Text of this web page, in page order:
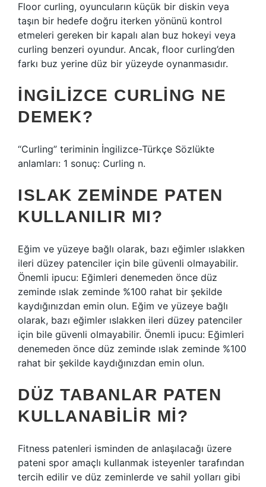
Floor curling, oyuncuların küçük bir diskin veya
taşın bir hedefe doğru iterken yönünü kontrol
etmeleri gereken bir kapalı alan buz hokeyi veya
curling benzeri oyundur. Ancak, floor curling’den
farkı buz yerine düz bir yüzeyde oynanmasıdır.
İNGILIZCE CURLING NE
DEMEK?
“Curling” teriminin İngilizce-Türkçe Sözlükte
anlamları: 1 sonuç: Curling n.
ISLAK ZEMINDE PATEN
KULLANILIR MI?
Eğim ve yüzeye bağlı olarak, bazı eğimler ıslakken
ileri düzey patenciler için bile güvenli olmayabilir.
Önemli ipucu: Eğimleri denemeden önce düz
zeminde ıslak zeminde %100 rahat bir şekilde
kaydığınızdan emin olun. Eğim ve yüzeye bağlı
olarak, bazı eğimler ıslakken ileri düzey patenciler
için bile güvenli olmayabilir. Önemli ipucu: Eğimleri
denemeden önce düz zeminde ıslak zeminde %100
rahat bir şekilde kaydığınızdan emin olun.
DÜZ TABANLAR PATEN
KULLANABILIR MI?
Fitness patenleri isminden de anlaşılacağı üzere
pateni spor amaçlı kullanmak isteyenler tarafından
tercih edilir ve düz zeminlerde ve sahil yolları gibi